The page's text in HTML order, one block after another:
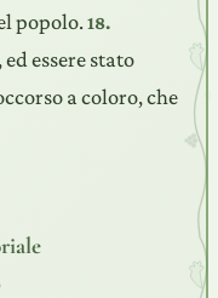
popolo. 18.
essere stato
a coloro, che